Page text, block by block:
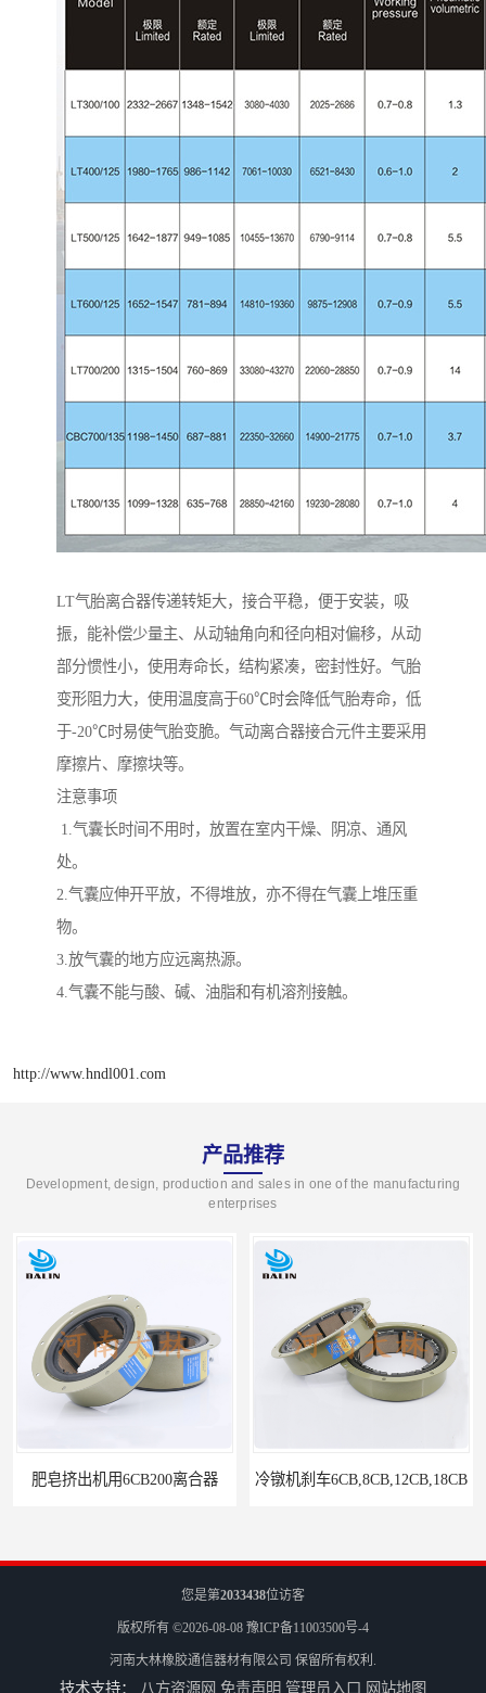
LT气胎离合器传递转矩大，接合平稳，便于安装，吸
振，能补偿少量主、从动轴角向和径向相对偏移，从动
部分惯性小，使用寿命长，结构紧凑，密封性好。气胎
变形阻力大，使用温度高于60℃时会降低气胎寿命，低
于-20℃时易使气胎变脆。气动离合器接合元件主要采用
摩擦片、摩擦块等。
注意事项
1.气囊长时间不用时，放置在室内干燥、阴凉、通风
处。
2.气囊应伸开平放，不得堆放，亦不得在气囊上堆压重
物。
3.放气囊的地方应远离热源。
4.气囊不能与酸、碱、油脂和有机溶剂接触。
http://www.hndl001.com
产品推荐
Development, design, production and sales in one of the manufacturing
enterprises
冷镦机刹车6CB,8CB,12CB,18CB Airflex同等6CB200离合器
您是第2033438位访客
版权所有 ©2026-08-08 豫ICP备11003500号-4
河南大林橡胶通信器材有限公司 保留所有权利.
技术支持： 八方资源网 免责声明 管理员入口 网站地图